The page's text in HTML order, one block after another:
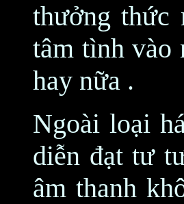
thưởng thức
tâm tình vào
hay nữa .
Ngoài loại
diễn đạt tư
âm thanh